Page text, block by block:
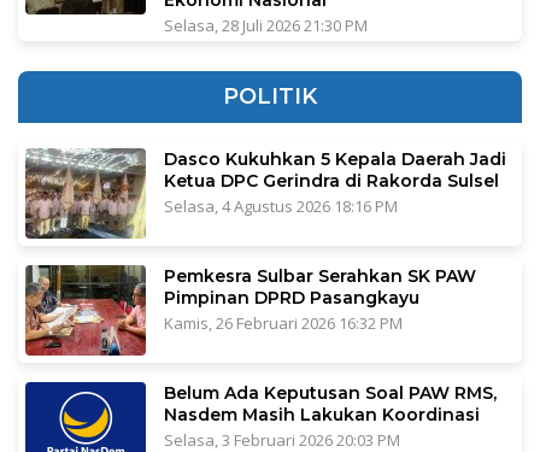
Selasa, 28 Juli 2026 21:30 PM
POLITIK
Dasco Kukuhkan 5 Kepala Daerah Jadi
Ketua DPC Gerindra di Rakorda Sulsel
Selasa, 4 Agustus 2026 18:16 PM
Pemkesra Sulbar Serahkan SK PAW
Pimpinan DPRD Pasangkayu
Kamis, 26 Februari 2026 16:32 PM
Belum Ada Keputusan Soal PAW RMS,
Nasdem Masih Lakukan Koordinasi
Selasa, 3 Februari 2026 20:03 PM